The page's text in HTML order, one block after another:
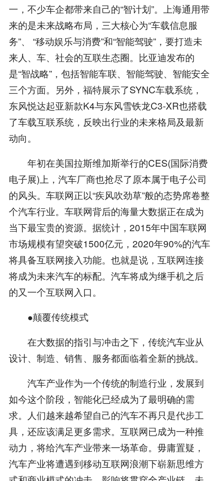
一，不少车企都带来自己的“智计划”。上海通用带
来的是未来战略布局，三大核心为“车载信息服
务”、 “移动娱乐与消费”和“智能驾驶”，要打造未
来人、车、社会的互联生态圈。比亚迪发布的
是“智战略”，包括智能车联、智能驾驶、智能安全
三个方面。另外，福特展示了SYNC车载系统，
东风悦达起亚新款K4与东风雪铁龙C3-XR也搭载
了车载互联系统，反映出行业的未来格局及最新
动向。
年初在美国拉斯维加斯举行的CES(国际消费
电子展)上，汽车厂商也抢尽了原本属于电子公司
的风头。车联网正以“疾风吹劲草”般的态势席卷整
个汽车行业。车联网背后的海量大数据正在成为
当下最宝贵的资源。据统计，2015年中国车联网
市场规模有望突破1500亿元，2020年90%的汽车
将具备互联网接入功能。也就是说，互联网连接
将成为未来汽车的标配。汽车将成为继手机之后
的又一个互联网入口。
●颠覆传统模式
在大数据的指引与冲击之下，传统汽车业从
设计、制造、销售、服务都面临着全新的挑战。
汽车产业作为一个传统的制造行业，发展到
如今这个阶段，智能化已经成为了最明确的需
求。人们越来越希望自己的汽车不再只是代步工
具，还应该满足更多需求。互联网已成为一种推
动力，将给汽车产业带来一场革命。毋庸置疑，
汽车产业将遭遇到移动互联网浪潮下崭新思维方